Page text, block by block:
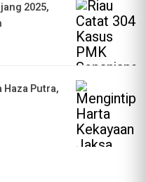
2025,
Putra,